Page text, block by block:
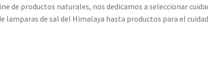
de productos naturales, nos dedicamos a seleccionar
lamparas de sal del Himalaya hasta productos para el